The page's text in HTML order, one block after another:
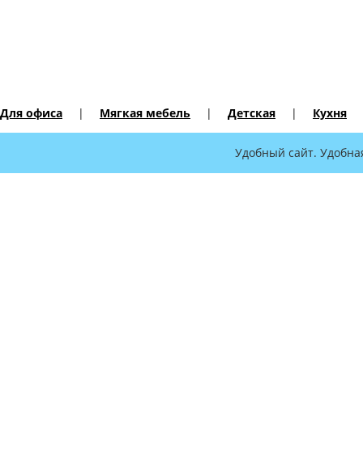
Для офиса | Мягкая мебель | Детская | Кухня
Удобный сайт.